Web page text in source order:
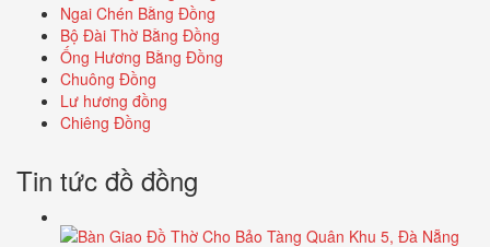
Ngai Chén Bằng Đồng
Bộ Đài Thờ Bằng Đồng
Ống Hương Bằng Đồng
Chuông Đồng
Lư hương đồng
Chiêng Đồng
Tin tức đồ đồng